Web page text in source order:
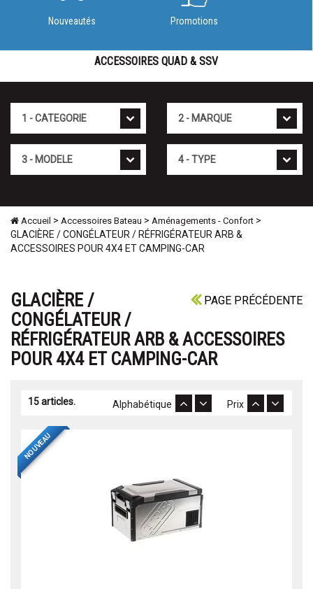
Nouveautés Promotions
ACCESSOIRES QUAD & SSV
Accueil > Accessoires Bateau > Aménagements - Confort >
GLACIÈRE / CONGÉLATEUR / RÉFRIGÉRATEUR ARB &
ACCESSOIRES POUR 4X4 ET CAMPING-CAR
PAGE PRÉCÉDENTE
GLACIÈRE /
CONGÉLATEUR /
RÉFRIGÉRATEUR ARB & ACCESSOIRES
POUR 4X4 ET CAMPING-CAR
15 articles. Prix
Alphabétique
NOUVEAU